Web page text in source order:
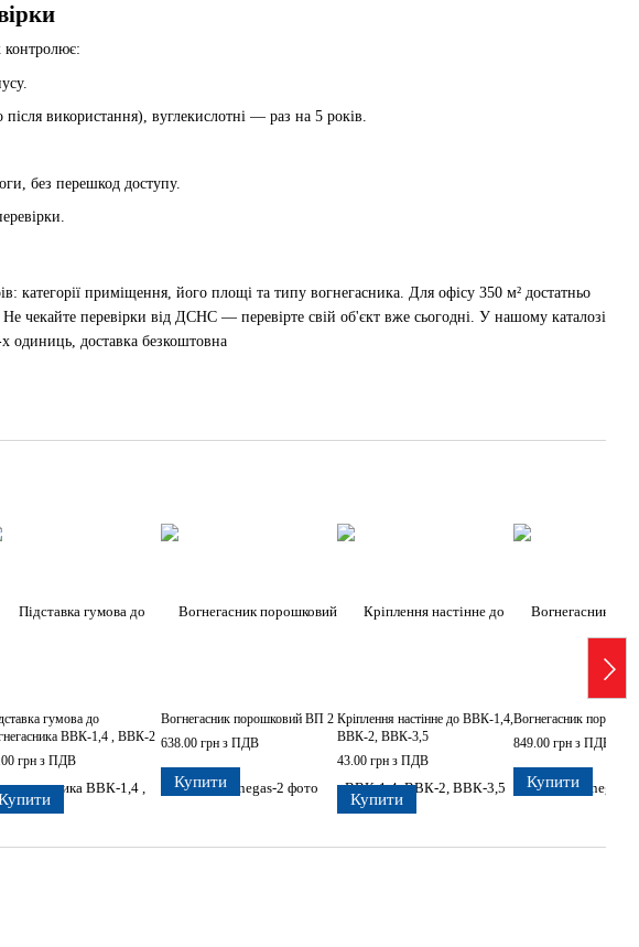
використання), вуглекислотні — раз на 5 років.
без перешкод доступу.
категорії приміщення, його площі та типу вогнегасника. Для офісу 350 м² достатньо
перевірки від ДСНС — перевірте свій об'єкт вже сьогодні. У нашому каталозі
одиниць, доставка безкоштовна
гумова до
ВВК-1,4 , ВВК-2
грн з ПДВ
Вогнегасник порошковий ВП 2
638.00 грн з ПДВ
Купити
Кріплення настінне до ВВК-1,4,
ВВК-2, ВВК-3,5
43.00 грн з ПДВ
Купити
Вогнегасник
849.00 грн з ПДВ
Купити